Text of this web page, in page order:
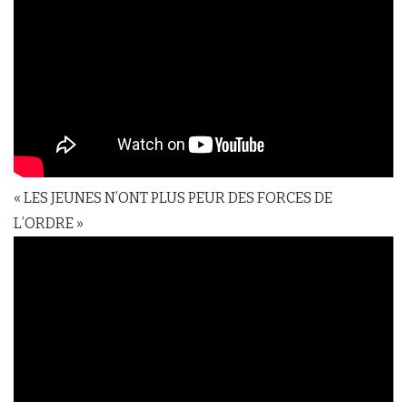
« LES JEUNES N’ONT PLUS PEUR DES FORCES DE
L’ORDRE »